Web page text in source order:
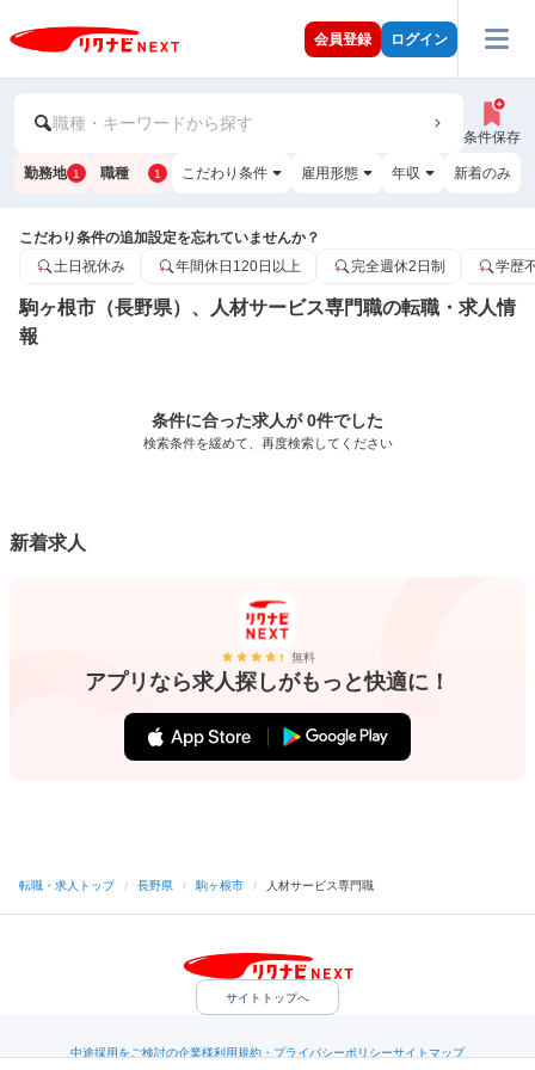
会員登録 ログイン
職種・キーワードから探す
条件保存
勤務地 1 職種 1 こだわり条件 雇用形態 年収 新着のみ
こだわり条件の追加設定を忘れていませんか？
土日祝休み
年間休日120日以上 完全週休2日制 学歴
駒ヶ根市（長野県）、人材サービス専門職の転職・求人情
報
条件に合った求人が 0件でした
検索条件を緩めて、再度検索してください
新着求人
無料
アプリなら求人探しがもっと快適に！
転職・求人トップ / 長野県 / 駒ヶ根市 / 人材サービス専門職
サイトトップへ
中途採用をご検討の企業様利用規約・プライバシーポリシーサイトマップ